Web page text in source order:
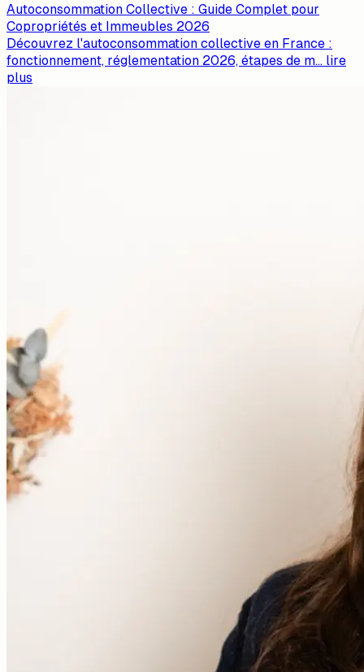
Autoconsommation Collective : Guide Complet pour
Copropriétés et Immeubles 2026
Découvrez l'autoconsommation collective en France :
fonctionnement, réglementation 2026, étapes de m... lire
plus